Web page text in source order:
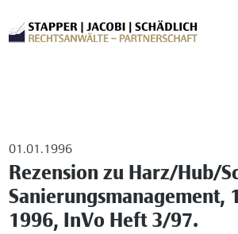
01.01.1996
Rezension zu Harz/Hub/
Sanierungsmanagement,
1996, InVo Heft 3/97.